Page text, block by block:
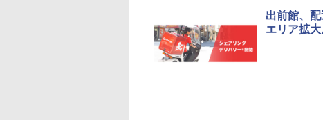
出前館、
エリア拡